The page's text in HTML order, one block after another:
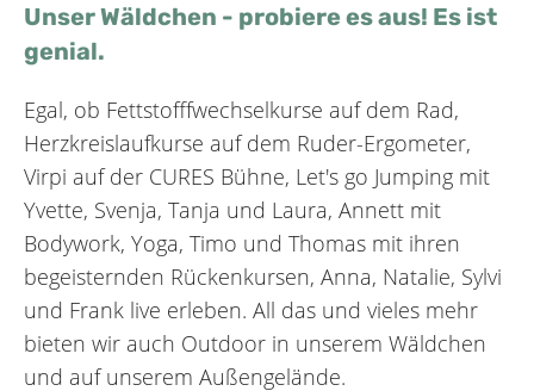
Unser Wäldchen - probiere es aus! Es ist
genial.
Egal, ob Fettstofffwechselkurse auf dem Rad,
Herzkreislaufkurse auf dem Ruder-Ergometer,
Virpi auf der CURES Bühne, Let's go Jumping mit
Yvette, Svenja, Tanja und Laura, Annett mit
Bodywork, Yoga, Timo und Thomas mit ihren
begeisternden Rückenkursen, Anna, Natalie, Sylvi
und Frank live erleben. All das und vieles mehr
bieten wir auch Outdoor in unserem Wäldchen
und auf unserem Außengelände.